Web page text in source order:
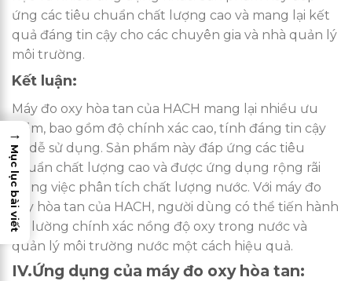
ứng các tiêu chuẩn chất lượng cao và mang lại kết
quả đáng tin cậy cho các chuyên gia và nhà quản lý
môi trường.
Kết luận:
Máy đo oxy hòa tan của HACH mang lại nhiều ưu
điểm, bao gồm độ chính xác cao, tính đáng tin cậy
và dễ sử dụng. Sản phẩm này đáp ứng các tiêu
chuẩn chất lượng cao và được ứng dụng rộng rãi
trong việc phân tích chất lượng nước. Với máy đo
oxy hòa tan của HACH, người dùng có thể tiến hành
đo lường chính xác nồng độ oxy trong nước và
quản lý môi trường nước một cách hiệu quả.
IV.Ứng dụng của máy đo oxy hòa tan:
→
Mục lục bài viết